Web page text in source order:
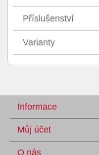
Příslušenství
Varianty
Informace
Můj účet
O nás